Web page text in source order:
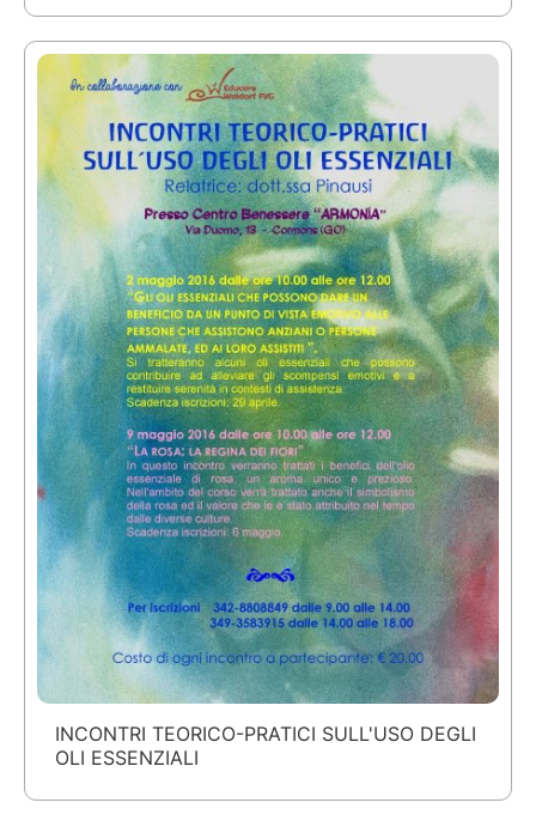
INCONTRI TEORICO-PRATICI SULL'USO DEGLI
OLI ESSENZIALI